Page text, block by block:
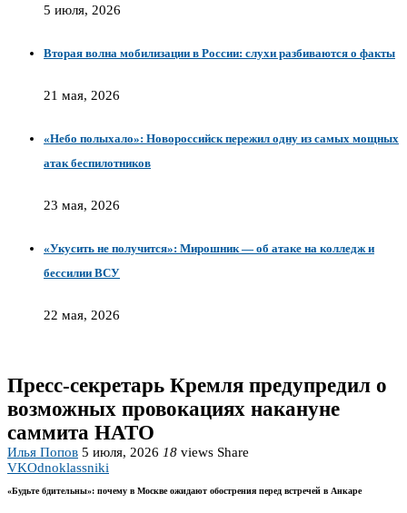
5 июля, 2026
Вторая волна мобилизации в России: слухи разбиваются о факты
21 мая, 2026
«Небо полыхало»: Новороссийск пережил одну из самых мощных
атак беспилотников
23 мая, 2026
«Укусить не получится»: Мирошник — об атаке на колледж и
бессилии ВСУ
22 мая, 2026
Пресс-секретарь Кремля предупредил о
возможных провокациях накануне
саммита НАТО
Илья Попов 5 июля, 2026 18 views Share
VKOdnoklassniki
«Будьте бдительны»: почему в Москве ожидают обострения перед встречей в Анкаре